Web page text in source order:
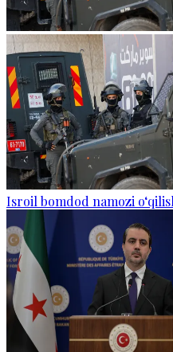
Isroil bomdod namozi